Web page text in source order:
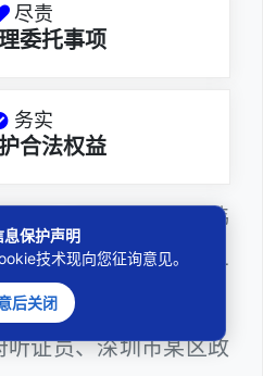
尽责
委托事项
务实
合法权益
硕士，执业于北京市炜
，律师执业证号为14
邓杰律师现（或曾）
听证员、深圳市某区政
息保护声明
技术现向您征询意见。
后关闭